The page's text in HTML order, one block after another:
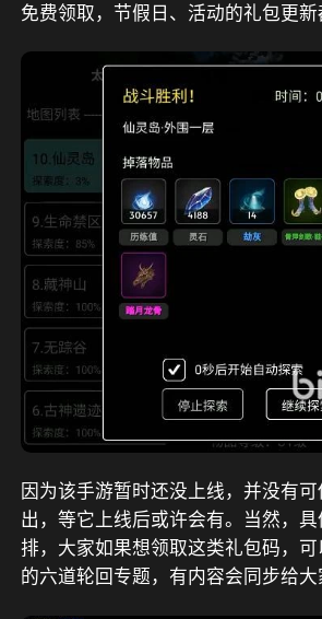
免费领取，节假日、活动的礼包更
因为该手游暂时还没上线，并没有
出，等它上线后或许会有。当然，
排，大家如果想领取这类礼包码，
的六道轮回专题，有内容会同步给大